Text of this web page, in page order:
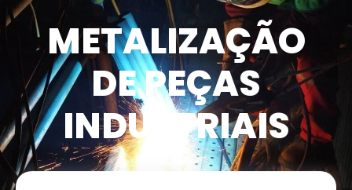
METALIZAÇÃO
DE PEÇAS
INDUSTRIAIS